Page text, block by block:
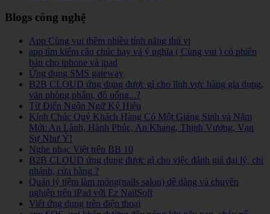
Blogs công nghệ
App Cùng vui thêm nhiều tính năng thú vị
app tìm kiếm câu chúc hay và ý nghĩa ( Cùng vui ) có phiên
bản cho iphone và ipad
Ứng dụng SMS gateway
B2B CLOUD ứng dụng được gì cho lĩnh vực hàng gia dụng,
văn phòng phẩm, đồ uống...?
Từ Điển Ngôn Ngữ Ký Hiệu
Kính Chúc Quý Khách Hàng Có Một Giáng Sinh và Năm
Mới: An Lành, Hành Phúc, An Khang, Thịnh Vượng, Vạn
Sự Như Ý!
Nghe nhạc Việt trên BB 10
B2B CLOUD ứng dụng được gì cho việc đánh giá đại lý, chi
nhánh, cửa hàng ?
Quản lý tiệm làm móng(nails salon) dễ dàng và chuyên
nghiệp trên iPad với Ez NailSoft
Viết ứng dụng trên điện thoại